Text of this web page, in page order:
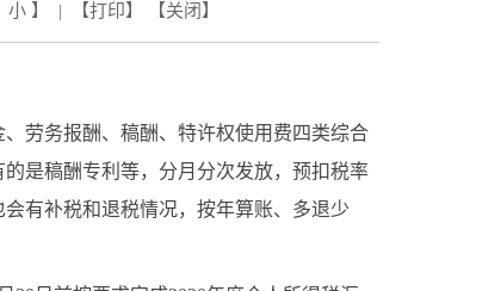
小】 | 【打印】 【关闭 】
劳务报酬、稿酬、特许权使用费四类综合
是稿酬专利等，分月分次发放，预扣税率
有补税和退税情况，按年算账、多退少